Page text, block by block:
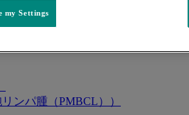
ンパ腫（PMBCL））
my Settings